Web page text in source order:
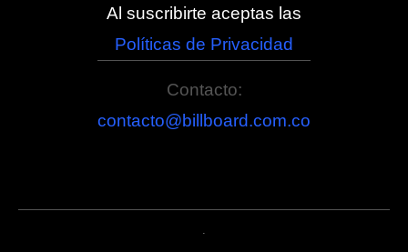
Al suscribirte aceptas las
Políticas de Privacidad
Contacto:
contacto@billboard.com.co